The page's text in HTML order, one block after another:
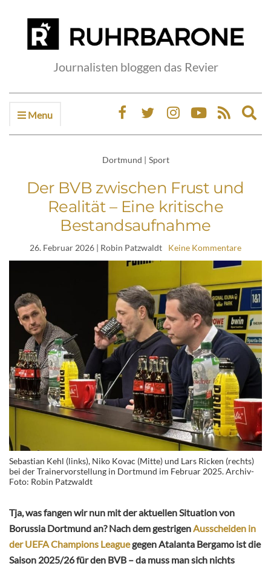
Journalisten bloggen das Revier
Menu
Dortmund | Sport
Der BVB zwischen Frust und
Realität – Eine kritische
Bestandsaufnahme
26. Februar 2026 | Robin Patzwaldt Keine Kommentare
Sebastian Kehl (links), Niko Kovac (Mitte) und Lars Ricken (rechts)
bei der Trainervorstellung in Dortmund im Februar 2025. Archiv-
Foto: Robin Patzwaldt
Tja, was fangen wir nun mit der aktuellen Situation von
Borussia Dortmund an? Nach dem gestrigenAusscheiden in
der UEFA Champions Leaguegegen Atalanta Bergamo ist die
Saison 2025/26 für den BVB – da muss man sich nichts